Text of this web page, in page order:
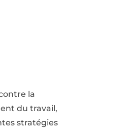
la
du travail,
stratégies